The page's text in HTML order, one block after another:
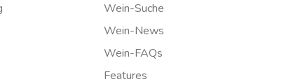
Wein-Suche
Wein-News
Wein-FAQs
Features